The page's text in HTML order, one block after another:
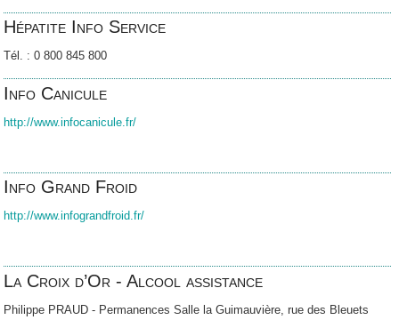
Hépatite Info Service
Tél. : 0 800 845 800
Info Canicule
http://www.infocanicule.fr/
Info Grand Froid
http://www.infograndfroid.fr/
La Croix d’Or - Alcool assistance
Philippe PRAUD - Permanences Salle la Guimauvière, rue des Bleuets